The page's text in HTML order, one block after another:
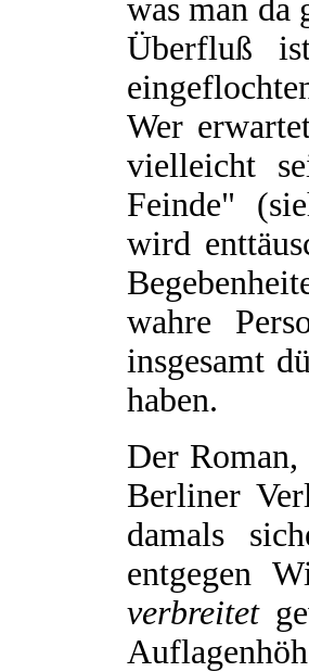
was man da
Überfluß
Wer
vielleicht
Feinde"
wird
wahre
insgesamt
haben.
Der
Berliner
damals
entgegen
verbreitet